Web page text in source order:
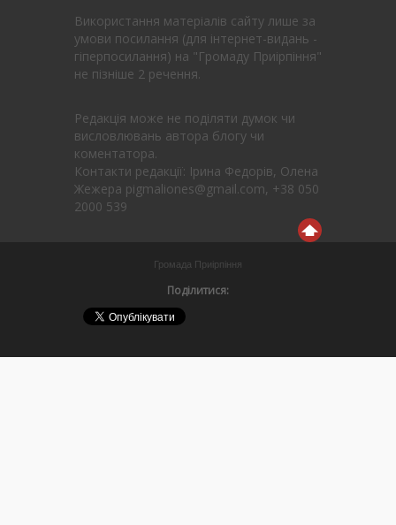
Використання матеріалів сайту лише за
умови посилання (для інтернет-видань -
гіперпосилання) на "Громаду Приірпіння"
не пізніше 2 речення.
Редакція може не поділяти думок чи
висловлювань автора блогу чи
коментатора.
Контакти редакції: Ірина Федорів, Олена
Жежера pigmaliones@gmail.com, +38 050
2000 539
Громада Приірпіння
Поділитися: